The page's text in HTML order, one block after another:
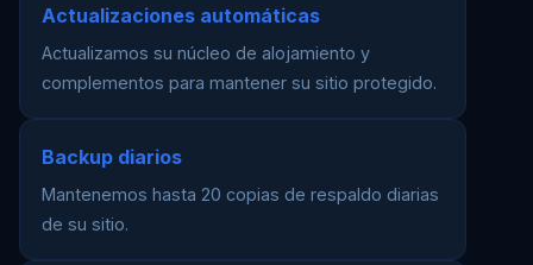
Actualizaciones automáticas
Actualizamos su núcleo de alojamiento y
complementos para mantener su sitio protegido.
Backup diarios
Mantenemos hasta 20 copias de respaldo diarias
de su sitio.